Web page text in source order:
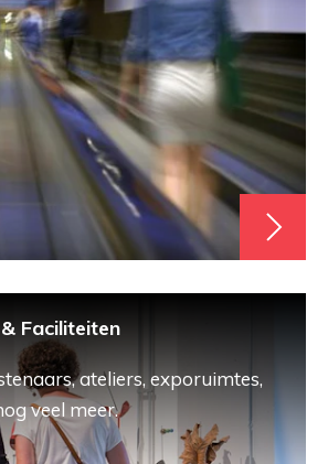
Faciliteiten
ateliers, exporuimtes,
veel meer.